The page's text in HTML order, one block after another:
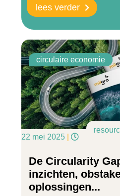
lees verder
circulaire economie
22 mei 2025
De Circularity
inzichten,
oplossingen...